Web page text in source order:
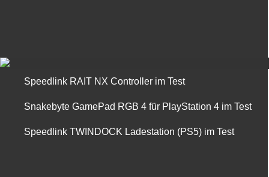
Speedlink RAIT NX Controller im Test
Snakebyte GamePad RGB 4 für PlayStation 4 im Test
Speedlink TWINDOCK Ladestation (PS5) im Test